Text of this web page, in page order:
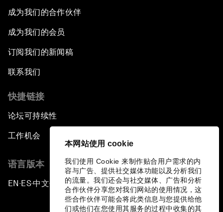
本网站使用 cookie
我们使用 Cookie 来制作贴合用户需求的内
容与广告、提供社交媒体功能以及分析我们
的流量。我们还会与社交媒体、广告和分析
合作伙伴分享您对我们网站的使用情况，这
些合作伙伴可能会将此类信息与您提供给他
们或他们在您使用其服务的过程中收集的其
成为我们的合作伙伴
成为我们的会员
订阅我们的新闻稿
联系我们
快捷链接
论坛可持续性
工作机会
语言版本
EN ▪ ES▪中文▪ 日本語